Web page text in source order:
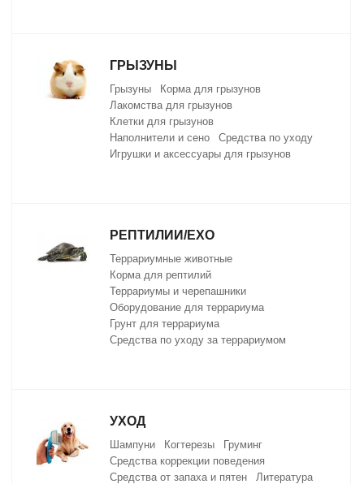
ГРЫЗУНЫ
Грызуны
Корма для грызунов
Лакомства для грызунов
Клетки для грызунов
Наполнители и сено
Средства по уходу
Игрушки и аксессуары для грызунов
РЕПТИЛИИ/EXO
Террариумные животные
Корма для рептилий
Террариумы и черепашники
Оборудование для террариума
Грунт для террариума
Средства по уходу за террариумом
УХОД
Шампуни Когтерезы
Груминг
Средства коррекции поведения
Средства от запаха и пятен
Литература